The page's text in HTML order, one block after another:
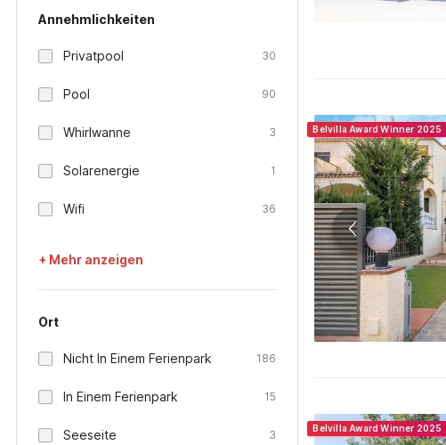
Annehmlichkeiten
Privatpool 30
Pool 90
Whirlwanne 3
Solarenergie 1
Wifi 36
+ Mehr anzeigen
Ort
Nicht In Einem Ferienpark 186
In Einem Ferienpark 15
Seeseite 3
Belvilla Award Winner 2025
Belvilla Award Winner 2025